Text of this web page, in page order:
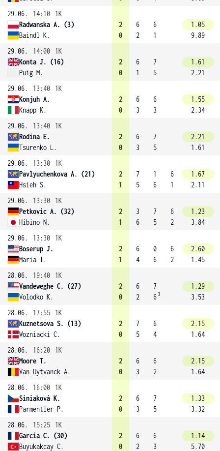
29.06.
14:10
1K
Radwanska A. (3)
Baindl K.
2
0
6
2
6
1
1.05
9.89
29.06.
14:00
1K
Konta J. (16)
Puig M.
2
0
6
1
7
5
1.61
2.21
29.06.
13:40
1K
Konjuh A.
Knapp K.
2
0
6
3
6
3
1.55
2.34
29.06.
13:40
1K
Rodina E.
Tsurenko L.
2
0
6
3
7
5
2.21
1.61
29.06.
13:30
1K
Pavlyuchenkova A. (21)
Hsieh S.
2
1
7
5
1
6
6
1
1.67
2.11
29.06.
13:30
1K
Petkovic A. (32)
Hibino N.
2
1
3
6
7
5
6
2
1.23
3.84
29.06.
13:30
1K
Boserup J.
Maria T.
2
1
6
4
0
6
6
2
2.60
1.45
28.06.
19:40
1K
Vandeweghe C. (27)
Volodko K.
2
0
6
2
7
6 3
1.29
3.53
28.06.
17:55
1K
Kuznetsova S. (13)
Wozniacki C.
2
0
7
5
6
4
2.15
1.64
28.06.
16:20
1K
Moore T.
Van Uytvanck A.
2
0
6
3
6
2
2.15
1.64
28.06.
16:00
1K
Siniaková K.
Parmentier P.
2
0
6
3
7
5
1.33
3.32
28.06.
15:25
1K
Garcia C. (30)
Buyukakcay C.
2
0
6
2
6
3
1.14
5.70